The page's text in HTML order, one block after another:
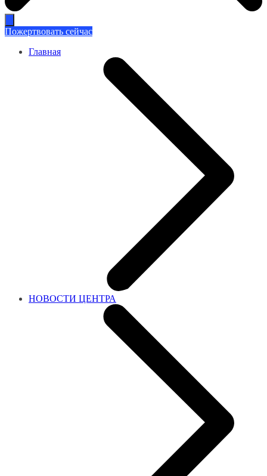
Пожертвовать сейчас
Главная
НОВОСТИ ЦЕНТРА